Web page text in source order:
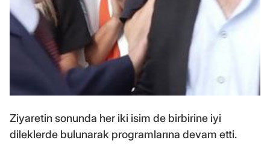
Ziyaretin sonunda her iki isim de birbirine iyi
dileklerde bulunarak programlarına devam etti.